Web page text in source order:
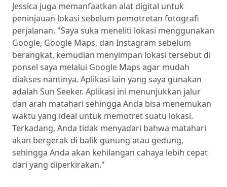
Jessica juga memanfaatkan alat digital untuk
peninjauan lokasi sebelum pemotretan fotografi
perjalanan. "Saya suka meneliti lokasi menggunakan
Google, Google Maps, dan Instagram sebelum
berangkat, kemudian menyimpan lokasi tersebut di
ponsel saya melalui Google Maps agar mudah
diakses nantinya. Aplikasi lain yang saya gunakan
adalah Sun Seeker. Aplikasi ini menunjukkan jalur
dan arah matahari sehingga Anda bisa menemukan
waktu yang ideal untuk memotret suatu lokasi.
Terkadang, Anda tidak menyadari bahwa matahari
akan bergerak di balik gunung atau gedung,
sehingga Anda akan kehilangan cahaya lebih cepat
dari yang diperkirakan."